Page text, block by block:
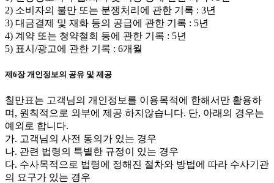
2) 소비자의 불만 또는 분쟁처리에 관한 기록 : 3년
3) 대금결제 및 재화 등의 공급에 관한 기록 : 5년
4) 계약 또는 청약철회 등에 관한 기록 : 5년
5) 표시/광고에 관한 기록 : 6개월
제6장 개인정보의 공유 및 제공
칠만표는 고객님의 개인정보를 이용목적에 한해서만 활용하
며, 원칙적으로 외부에 제공 하지않습니다. 단, 아래의 경우는
예외로 합니다.
가. 고객님의 사전 동의가 있는 경우
나. 관련 법령의 특별한 규정이 있는 경우
다. 수사목적으로 법령에 정해진 절차와 방법에 따라 수사기관
의 요구가 있는 경우